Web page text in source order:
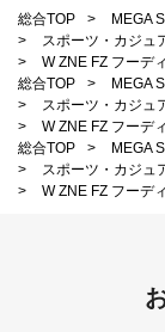
総合TOP > MEGA
>
スポーツ・カジュ
>
W ZNE FZ フーディ
総合TOP
> MEGA
>
スポーツ・カジュ
>
W ZNE FZ フーディ
総合TOP
> MEGA
>
スポーツ・カジュ
>
W ZNE FZ フーディ